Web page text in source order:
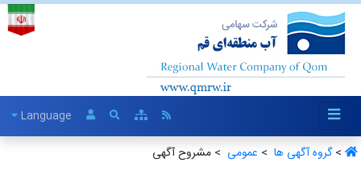
Language
>گروه آگهی ها ‏>عمومی ‏> مشروح آگهی